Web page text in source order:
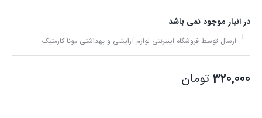
در انبار موجود نمی باشد
ارسال توسط فروشگاه اینترنتی لوازم آرایشی و بهداشتی مونا کازمتیک
320,000 تومان